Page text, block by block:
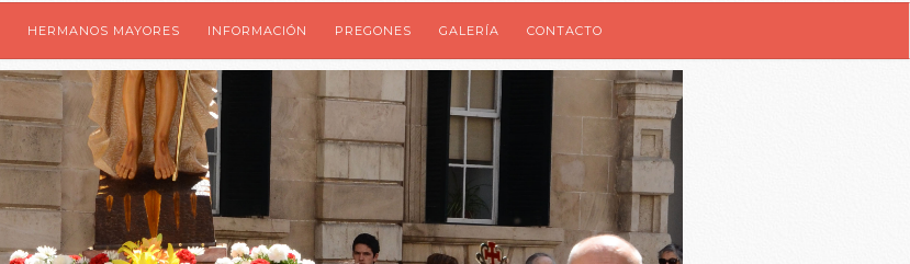
HERMANOS MAYORES INFORMACIÓN PREGONES GALERÍA CONTACTO